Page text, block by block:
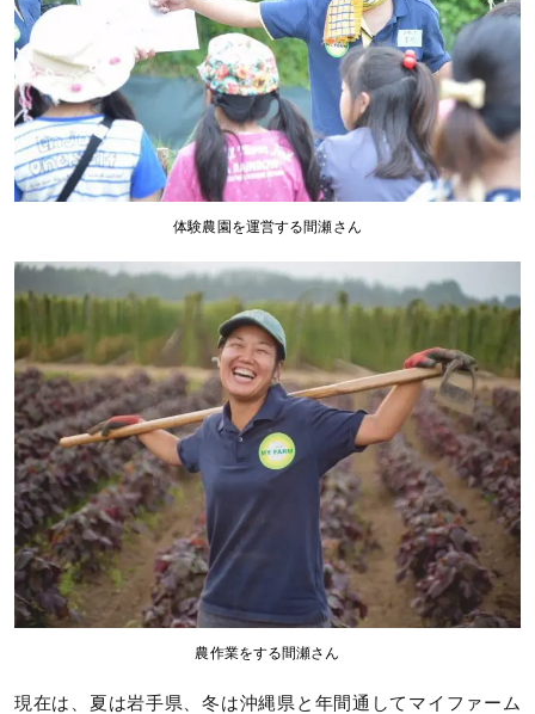
体験農園を運営する間瀬さん
農作業をする間瀬さん
現在は、夏は岩手県、冬は沖縄県と年間通してマイファーム